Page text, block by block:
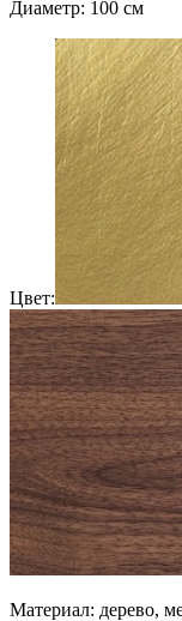
Диаметр: 100 см
Цвет:
Материал: дерево,